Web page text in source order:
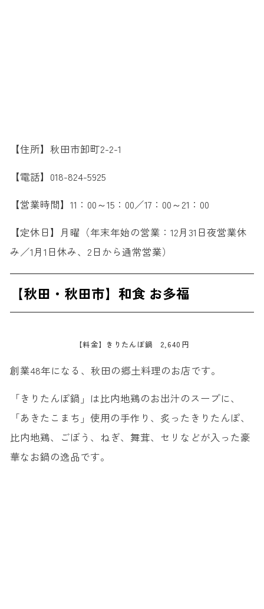
【住所】秋田市卸町2-2-1
【電話】018-824-5925
【営業時間】11：00～15：00／17：00～21：00
【定休日】月曜（年末年始の営業：12月31日夜営業休
み／1月1日休み、2日から通常営業）
【秋田・秋田市】和食 お多福
【料金】きりたんぽ鍋 2,640円
創業48年になる、秋田の郷土料理のお店です。
「きりたんぽ鍋」は比内地鶏のお出汁のスープに、
「あきたこまち」使用の手作り、炙ったきりたんぽ、
比内地鶏、ごぼう、ねぎ、舞茸、セリなどが入った豪
華なお鍋の逸品です。